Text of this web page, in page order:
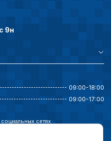
9н
09:00-18:00
09:00-17:00
сетях